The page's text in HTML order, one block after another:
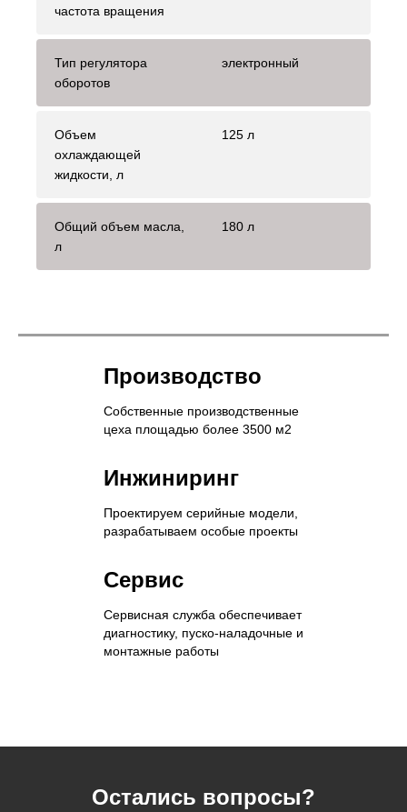
частота вращения
Тип регулятора
оборотов
электронный
Объем
охлаждающей
жидкости, л
125 л
Общий объем масла,
л
180 л
Производство
Собственные производственные
цеха площадью более 3500 м2
Инжиниринг
Проектируем серийные модели,
разрабатываем особые проекты
Сервис
Сервисная служба обеспечивает
диагностику, пуско-наладочные и
монтажные работы
Остались вопросы?